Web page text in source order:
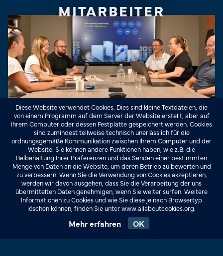
MITARBEITER
Einen bestimmten Mitarbeiter kontaktieren
3D-RUNDGANG
Schauen Sie hinter die Kulissen
Diese Website verwendet Cookies. Dies sind kleine Textdateien, die
von einem Programm auf dem Server der Website erstellt, aber auf
Ihrem Computer oder dessen Festplatte gespeichert werden. Cookies
sind zumindest teilweise technisch unerlässlich für die
ordnungsgemäße Kommunikation zwischen Ihrem Computer und der
Website. Sie können andere Funktionen haben, wie z.B. die
Beibehaltung Ihrer Präferenzen und das Senden einer bestimmten
Menge von Daten an die Website, um deren Betrieb zu bewerten und
zu verbessern. Wenn Sie die Verwendung von Cookies akzeptieren,
werden wir davon ausgehen, dass Sie die Verarbeitung der uns
übermittelten Daten genehmigen, wenn Sie weiter surfen. Weitere
Informationen zu Cookies und wie Sie diese je nach Browsertyp
löschen können, finden Sie unter www.allaboutcookies.org.
Mehr erfahren OK